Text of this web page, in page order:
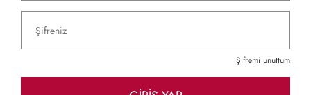
Şifremi unuttum